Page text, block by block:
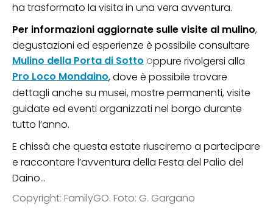
ha trasformato la visita in una vera avventura.
Per informazioni aggiornate sulle visite al mulino,
degustazioni ed esperienze è possibile consultare
Mulino della Porta di Sotto oppure rivolgersi alla
Pro Loco Mondaino, dove è possibile trovare
dettagli anche su musei, mostre permanenti, visite
guidate ed eventi organizzati nel borgo durante
tutto l’anno.
E chissà che questa estate riusciremo a partecipare
e raccontare l’avventura della Festa del Palio del
Daino…
Copyright: FamilyGO. Foto: G. Gargano